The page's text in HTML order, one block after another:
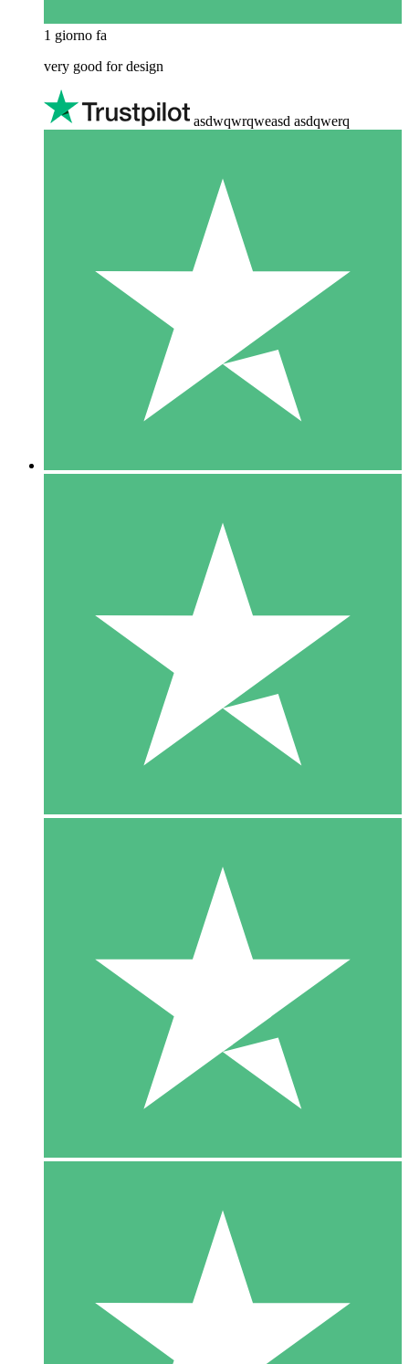
1 giorno fa
very good for design
asdwqwrqweasd asdqwerq